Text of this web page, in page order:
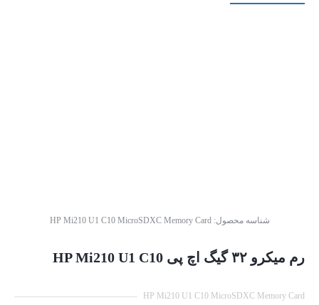
شناسه محصول:HP Mi210 U1 C10 MicroSDXC Memory Card
رم میکرو ۳۲ گیگ اچ پی HP Mi210 U1 C10
HP Mi210 U1 C10 MicroSDXC Memory Card